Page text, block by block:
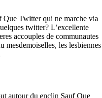
Twitter qui ne marche via
twitter? L’excellente
accouples de communautes
mesdemoiselles, les lesbiennes
autour du enclin Sauf Que